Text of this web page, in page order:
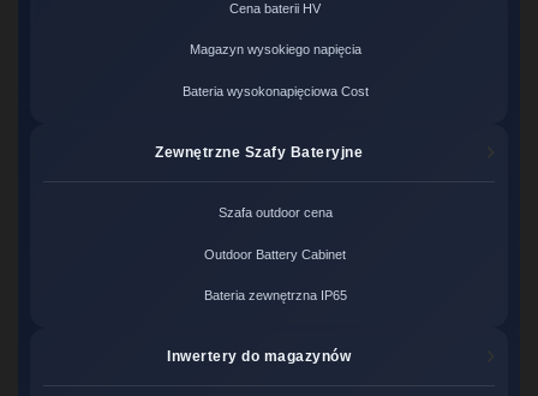
Cena baterii HV
Magazyn wysokiego napięcia
Bateria wysokonapięciowa Cost
Zewnętrzne Szafy Bateryjne
Szafa outdoor cena
Outdoor Battery Cabinet
Bateria zewnętrzna IP65
Inwertery do magazynów